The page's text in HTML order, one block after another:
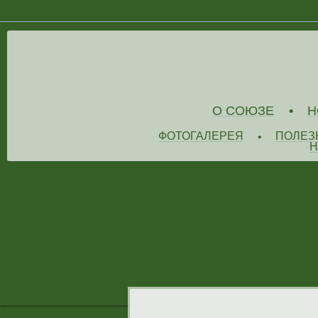
О СОЮЗЕ •
ФОТОГАЛЕРЕЯ •